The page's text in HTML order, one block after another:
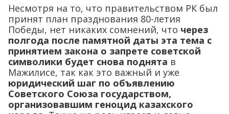
Несмотря на то, что правительством РК был
принят план празднования 80-летия
Победы, нет никаких сомнений, что через
полгода после памятной даты эта тема с
принятием закона о запрете советской
символики будет снова поднята в
Мажилисе, так как это важный и уже
юридический шаг по объявлению
Советского Союза государством,
организовавшим геноцид казахского